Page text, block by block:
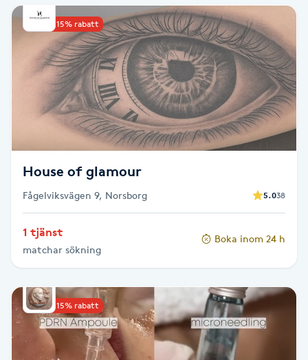
Sklerosering
Skoinlägg
Skäggfärgning
Skäggtrimmning
Skönhet
Slingor
Sockring
Upp till 15% rabatt
House of glamour
Fågelviksvägen 9, Norsborg 5.038
1 tjänst
matchar sökning
Boka inom 24 h
Upp till 15% rabatt